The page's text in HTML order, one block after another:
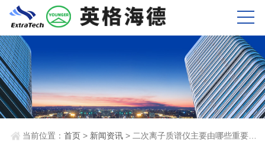
当前位置：首页 > 新闻资讯 > 二次离子质谱仪主要由哪些重要结构组成？